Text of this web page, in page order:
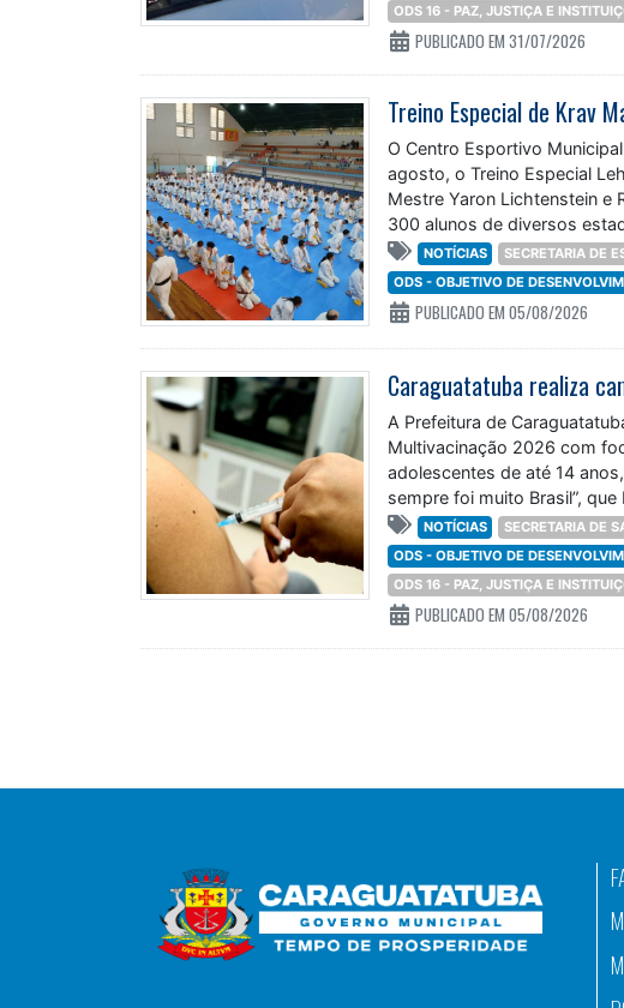
ODS 16 - PAZ, JUSTIÇA E
PUBLICADO EM 31/07/2026
Treino Especial de Krav
O Centro Esportivo
agosto, o Treino Especial
Mestre Yaron Lichtenstein e
300 alunos de diversos
NOTÍCIAS
SECRETARIA DE
ODS - OBJETIVO DE
PUBLICADO EM 05/08/2026
A Prefeitura de
Multivacinação 2026 com
adolescentes de até 14
sempre foi muito Brasil”, que
NOTÍCIAS
SECRETARIA DE
ODS - OBJETIVO DE
ODS 16 - PAZ, JUSTIÇA E
PUBLICADO EM 05/08/2026